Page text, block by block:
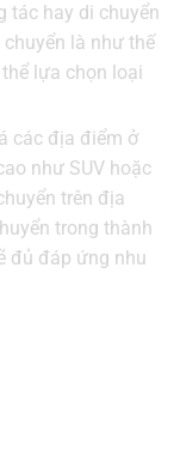
tác hay di chuyển
là như thế
lựa chọn loại
các địa điểm ở
như SUV hoặc
trên địa
trong thành
đủ đáp ứng nhu